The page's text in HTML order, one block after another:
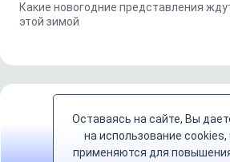
Какие новогодние представления
этой зимой
Оставаясь на сайте, Вы
на использование cookies,
применяются для